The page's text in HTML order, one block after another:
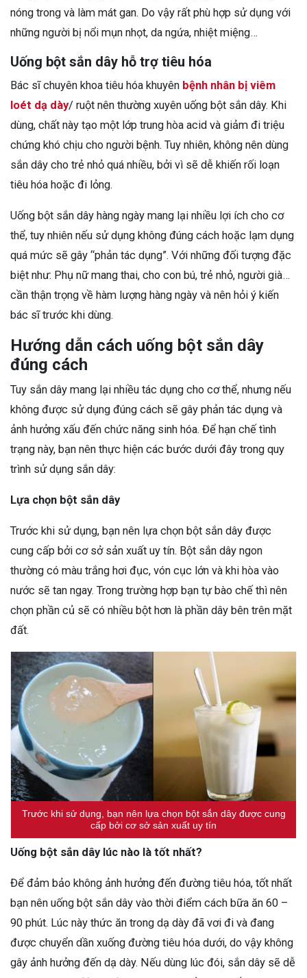
nóng trong và làm mát gan. Do vậy rất phù hợp sử dụng với
những người bị nổi mụn nhọt, da ngứa, nhiệt miệng…
Uống bột sắn dây hỗ trợ tiêu hóa
Bác sĩ chuyên khoa tiêu hóa khuyên bệnh nhân bị viêm
loét dạ dày/ ruột nên thường xuyên uống bột sắn dây. Khi
dùng, chất này tạo một lớp trung hòa acid và giảm đi triệu
chứng khó chịu cho người bệnh. Tuy nhiên, không nên dùng
sắn dây cho trẻ nhỏ quá nhiều, bởi vì sẽ dễ khiến rối loạn
tiêu hóa hoặc đi lỏng.
Uống bột sắn dây hàng ngày mang lại nhiều lợi ích cho cơ
thể, tuy nhiên nếu sử dụng không đúng cách hoặc lạm dụng
quá mức sẽ gây “phản tác dụng”. Với những đối tượng đặc
biệt như: Phụ nữ mang thai, cho con bú, trẻ nhỏ, người già…
cần thận trọng về hàm lượng hàng ngày và nên hỏi ý kiến
bác sĩ trước khi dùng.
Hướng dẫn cách uống bột sắn dây
đúng cách
Tuy sắn dây mang lại nhiều tác dụng cho cơ thể, nhưng nếu
không được sử dụng đúng cách sẽ gây phản tác dụng và
ảnh hưởng xấu đến chức năng sinh hóa. Để hạn chế tình
trạng này, bạn nên thực hiện các bước dưới đây trong quy
trình sử dụng sắn dây:
Lựa chọn bột sắn dây
Trước khi sử dụng, bạn nên lựa chọn bột sắn dây được
cung cấp bởi cơ sở sản xuất uy tín. Bột sắn dây ngon
thường có màu trắng hơi đục, vón cục lớn và khi hòa vào
nước sẽ tan ngay. Trong trường hợp bạn tự bào chế thì nên
chọn phần củ sẽ có nhiều bột hơn là phần dây bên trên mặt
đất.
Trước khi sử dụng, bạn nên lựa chọn bột sắn dây được cung
cấp bởi cơ sở sản xuất uy tín
Uống bột sắn dây lúc nào là tốt nhất?
Để đảm bảo không ảnh hưởng đến đường tiêu hóa, tốt nhất
bạn nên uống bột sắn dây vào thời điểm cách bữa ăn 60 –
90 phút. Lúc này thức ăn trong dạ dày đã vơi đi và đang
được chuyển dần xuống đường tiêu hóa dưới, do vậy không
gây ảnh hưởng đến dạ dày. Nếu dùng lúc đói, sắn dây sẽ dễ